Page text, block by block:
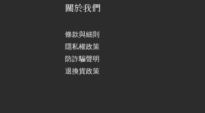
關於我們
條款與細則
隱私權政策
防詐騙聲明
退換貨政策